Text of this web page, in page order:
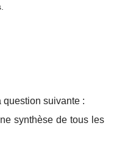
question suivante :
synthèse de tous les